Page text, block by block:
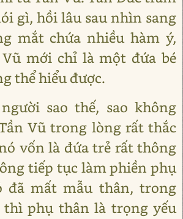
gì, hồi lâu sau nhìn sang
mắt chứa nhiều hàm ý,
Vũ mới chỉ là một đứa bé
thể hiểu được.
sao thế, sao không
Vũ trong lòng rất thắc
vốn là đứa trẻ rất thông
tiếp tục làm phiền phụ
đã mất mẫu thân, trong
thì phụ thân là trọng yếu